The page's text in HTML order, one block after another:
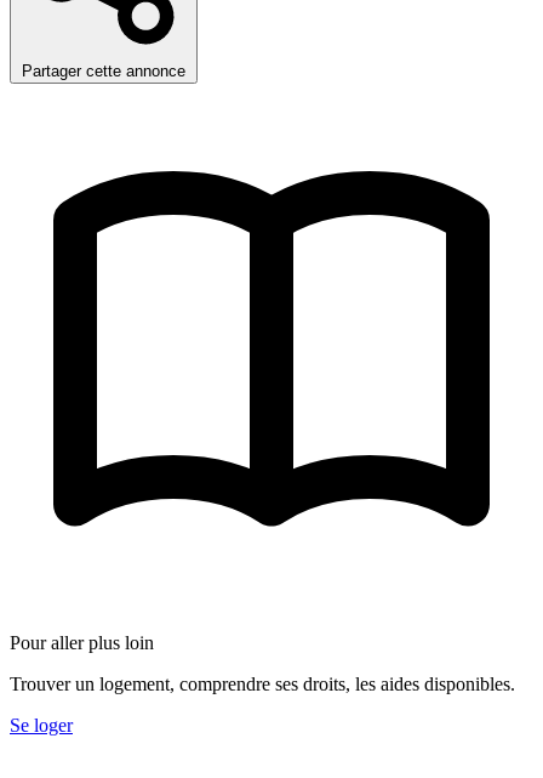
Partager cette annonce
Pour aller plus loin
Trouver un logement, comprendre ses droits, les aides disponibles.
Se loger